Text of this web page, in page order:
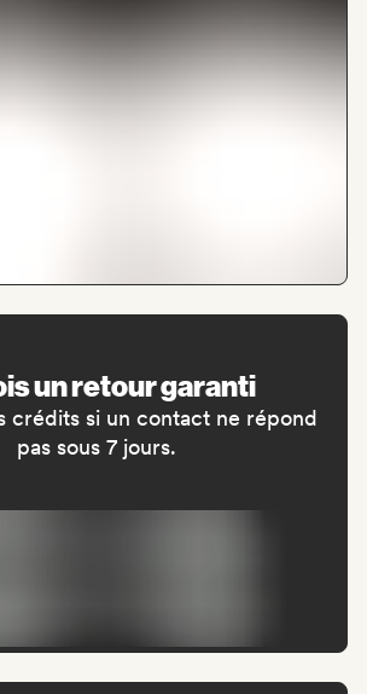
un retour garanti
crédits si un contact ne répond
pas sous 7 jours.